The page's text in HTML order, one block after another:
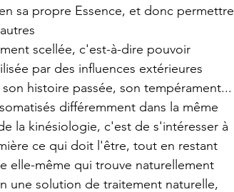
sa propre Essence, et donc permettre
scellée, c'est-à-dire pouvoir
par des influences extérieures
histoire passée, son tempérament...
différemment dans la même
la kinésiologie, c'est de s'intéresser à
ce qui doit l'être, tout en restant
elle-même qui trouve naturellement
une solution de traitement naturelle,